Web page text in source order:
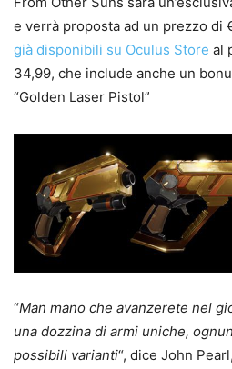
e verrà proposta ad un prezzo di
già disponibili su Oculus Store al
34,99, che include anche un
“Golden Laser Pistol”
“Man mano che avanzerete nel
una dozzina di armi uniche,
possibili varianti“, dice John